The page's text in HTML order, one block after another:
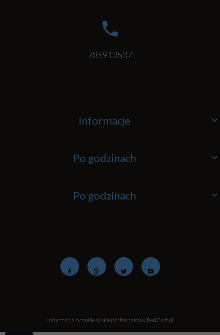
785913537
Informacje
Po godzinach
Po godzinach
Informacja o cookies| sklep internetowyRedCart.pl